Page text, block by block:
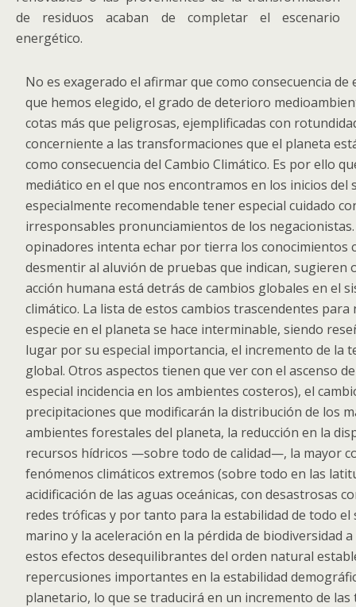
de residuos acaban de completar el escenario
energético.
No es exagerado el afirmar que como consecuencia de
que hemos elegido, el grado de deterioro
cotas más que peligrosas, ejemplificadas con
concerniente a las transformaciones que el planeta
como consecuencia del Cambio Climático. Es por ello
mediático en el que nos encontramos en los inicios del
especialmente recomendable tener especial cuidado
irresponsables pronunciamientos de los negacionistas.
opinadores intenta echar por tierra los conocimientos
desmentir al aluvión de pruebas que indican, sugieren
acción humana está detrás de cambios globales en el
climático. La lista de estos cambios trascendentes
especie en el planeta se hace interminable, siendo
lugar por su especial importancia, el incremento de la
global. Otros aspectos tienen que ver con el ascenso
especial incidencia en los ambientes costeros), el
precipitaciones que modificarán la distribución de los
ambientes forestales del planeta, la reducción en la
recursos hídricos —sobre todo de calidad—, la mayor
fenómenos climáticos extremos (sobre todo en las
acidificación de las aguas oceánicas, con desastrosas
redes tróficas y por tanto para la estabilidad de todo
marino y la aceleración en la pérdida de biodiversidad
estos efectos desequilibrantes del orden natural
repercusiones importantes en la estabilidad
planetario, lo que se traducirá en un incremento de las